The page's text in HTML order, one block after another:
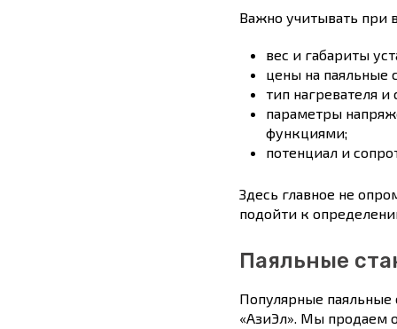
Важно учитывать при
вес и габариты
цены на паяльные
тип нагревателя и
параметры
функциями;
потенциал и
Здесь главное не
подойти к
Паяльные
Популярные
«АзиЭл». Мы продаем